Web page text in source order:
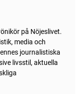
på Nöjeslivet.
media och
journalistiska
livsstil, aktuella